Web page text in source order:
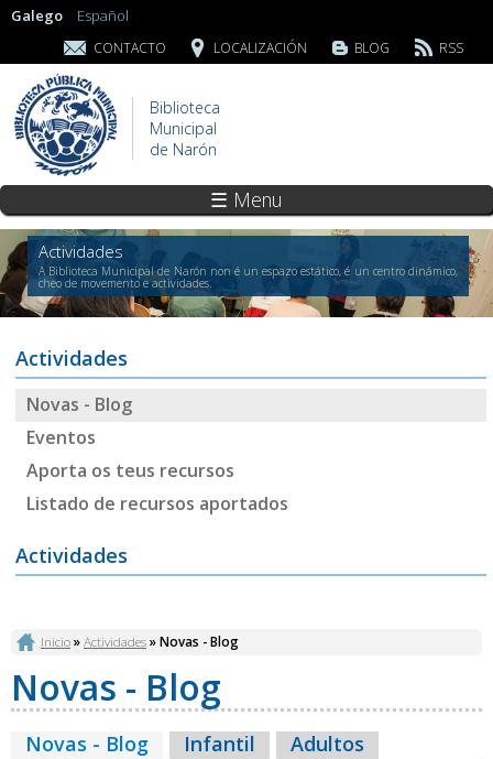
Galego Español
CONTACTO LOCALIZACIÓN BLOG RSS
Biblioteca
Municipal
de Narón
☰ Menu
Actividades
A Biblioteca Municipal de Narón non é un espazo estático, é un centro dinámico,
cheo de movemento e actividades.
Actividades
Novas - Blog
Eventos
Aporta os teus recursos
Listado de recursos aportados
Actividades
Vostede está aquí
Inicio»Actividades» Novas - Blog
Novas - Blog
Novas - Blog (solapa activa)
Infantil Adultos